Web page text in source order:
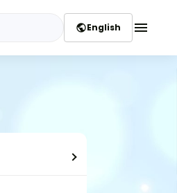
publicEnglish menu